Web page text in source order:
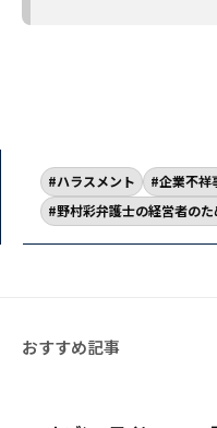
ハラスメント 企業不祥
野村彩弁護士の経営者の